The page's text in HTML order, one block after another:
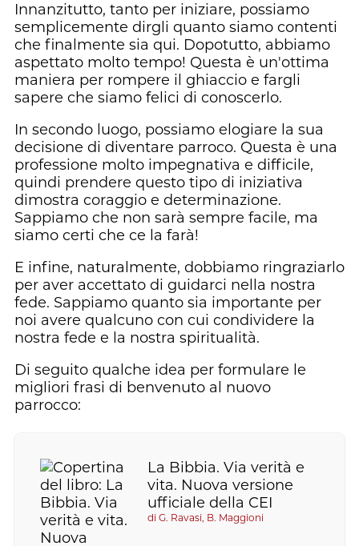
Innanzitutto, tanto per iniziare, possiamo
semplicemente dirgli quanto siamo contenti
che finalmente sia qui. Dopotutto, abbiamo
aspettato molto tempo! Questa è un'ottima
maniera per rompere il ghiaccio e fargli
sapere che siamo felici di conoscerlo.
In secondo luogo, possiamo elogiare la sua
decisione di diventare parroco. Questa è una
professione molto impegnativa e difficile,
quindi prendere questo tipo di iniziativa
dimostra coraggio e determinazione.
Sappiamo che non sarà sempre facile, ma
siamo certi che ce la farà!
E infine, naturalmente, dobbiamo ringraziarlo
per aver accettato di guidarci nella nostra
fede. Sappiamo quanto sia importante per
noi avere qualcuno con cui condividere la
nostra fede e la nostra spiritualità.
Di seguito qualche idea per formulare le
migliori frasi di benvenuto al nuovo
parrocco:
La Bibbia. Via verità e
vita. Nuova versione
ufficiale della CEI
di G. Ravasi, B. Maggioni